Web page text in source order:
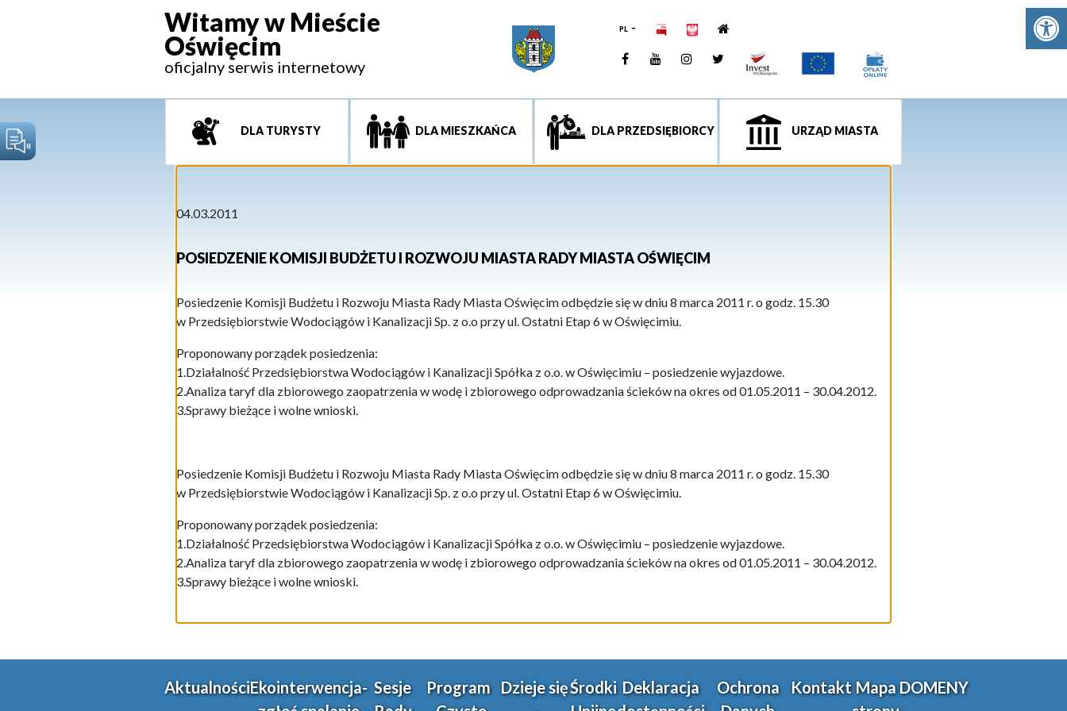
Witamy w Mieście
Oświęcim
oficjalny serwis internetowy
PL
FacebookYouTUbeInstagramTwitter
DLA TURYSTY DLA MIESZKAŃCA DLA PRZEDSIĘBIORCY URZĄD MIASTA
04.03.2011
POSIEDZENIE KOMISJI BUDŻETU I ROZWOJU MIASTA RADY MIASTA OŚWIĘCIM
Posiedzenie Komisji Budżetu i Rozwoju Miasta Rady Miasta Oświęcim odbędzie się w dniu 8 marca 2011 r. o godz. 15.30
w Przedsiębiorstwie Wodociągów i Kanalizacji Sp. z o.o przy ul. Ostatni Etap 6 w Oświęcimiu.
Proponowany porządek posiedzenia:
1.Działalność Przedsiębiorstwa Wodociągów i Kanalizacji Spółka z o.o. w Oświęcimiu – posiedzenie wyjazdowe.
2.Analiza taryf dla zbiorowego zaopatrzenia w wodę i zbiorowego odprowadzania ścieków na okres od 01.05.2011 – 30.04.2012.
3.Sprawy bieżące i wolne wnioski.
Posiedzenie Komisji Budżetu i Rozwoju Miasta Rady Miasta Oświęcim odbędzie się w dniu 8 marca 2011 r. o godz. 15.30
w Przedsiębiorstwie Wodociągów i Kanalizacji Sp. z o.o przy ul. Ostatni Etap 6 w Oświęcimiu.
Proponowany porządek posiedzenia:
1.Działalność Przedsiębiorstwa Wodociągów i Kanalizacji Spółka z o.o. w Oświęcimiu – posiedzenie wyjazdowe.
2.Analiza taryf dla zbiorowego zaopatrzenia w wodę i zbiorowego odprowadzania ścieków na okres od 01.05.2011 – 30.04.2012.
3.Sprawy bieżące i wolne wnioski.
AktualnościEkointerwencja- Sesje
Program Dzieje sięŚrodki Deklaracja
Ochrona
Kontakt MapaDOMENY